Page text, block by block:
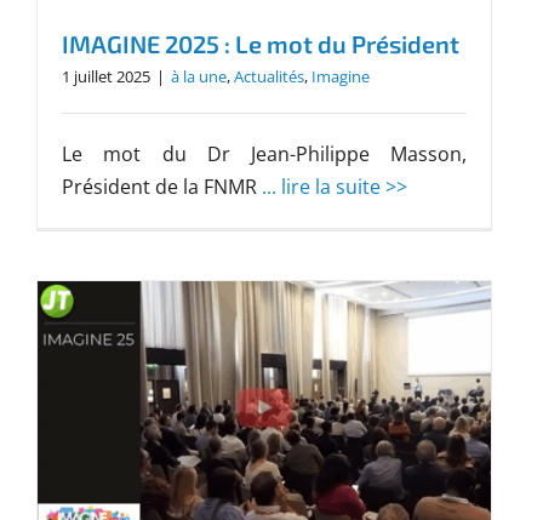
IMAGINE 2025 : Le mot du Président
1 juillet 2025 | à la une,Actualités, Imagine
Le mot du Dr Jean-Philippe Masson,
Président de la FNMR ... lire la suite >>